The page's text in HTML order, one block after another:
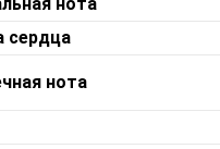
сердца
нота